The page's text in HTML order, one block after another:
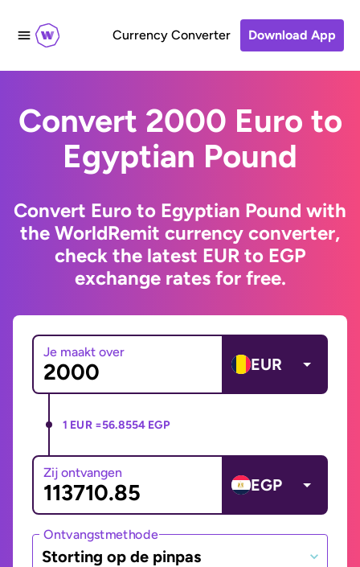
Currency Converter Download App
Convert 2000 Euro to
Egyptian Pound
Convert Euro to Egyptian Pound with
the WorldRemit currency converter,
check the latest EUR to EGP
exchange rates for free.
Je maakt over
EUR
1 EUR =56.8554 EGP
Zij ontvangen
EGP
Ontvangstmethode
Storting op de pinpas